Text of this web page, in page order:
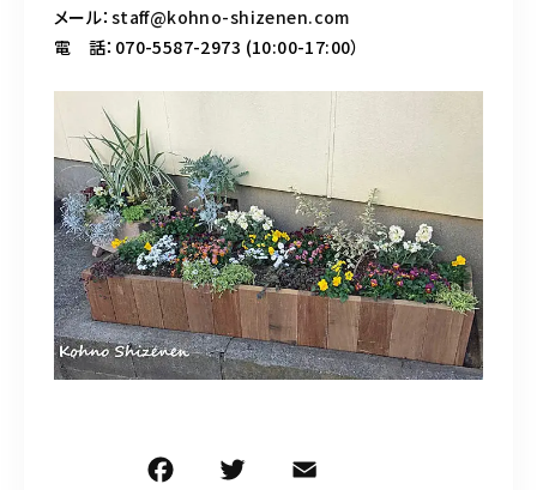
メール： staff@kohno-shizenen.com
電 話：070-5587-2973 (10:00-17:00）